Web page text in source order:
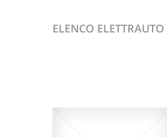
ELENCO ELETTRAUTO